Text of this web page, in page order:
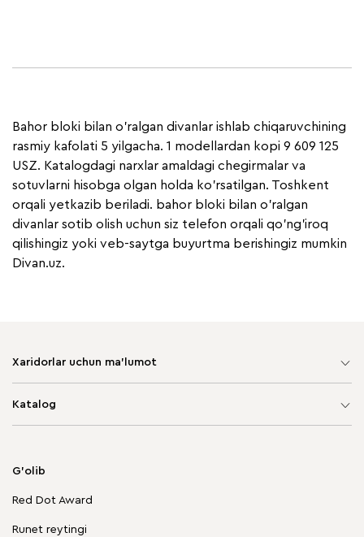
Bahor bloki bilan o'ralgan divanlar ishlab chiqaruvchining
rasmiy kafolati 5 yilgacha. 1 modellardan kopi 9 609 125
USZ. Katalogdagi narxlar amaldagi chegirmalar va
sotuvlarni hisobga olgan holda ko'rsatilgan. Toshkent
orqali yetkazib beriladi. bahor bloki bilan o'ralgan
divanlar sotib olish uchun siz telefon orqali qo'ng'iroq
qilishingiz yoki veb-saytga buyurtma berishingiz mumkin
Divan.uz.
Xaridorlar uchun ma'lumot
Katalog
G'olib
Red Dot Award
Runet reytingi